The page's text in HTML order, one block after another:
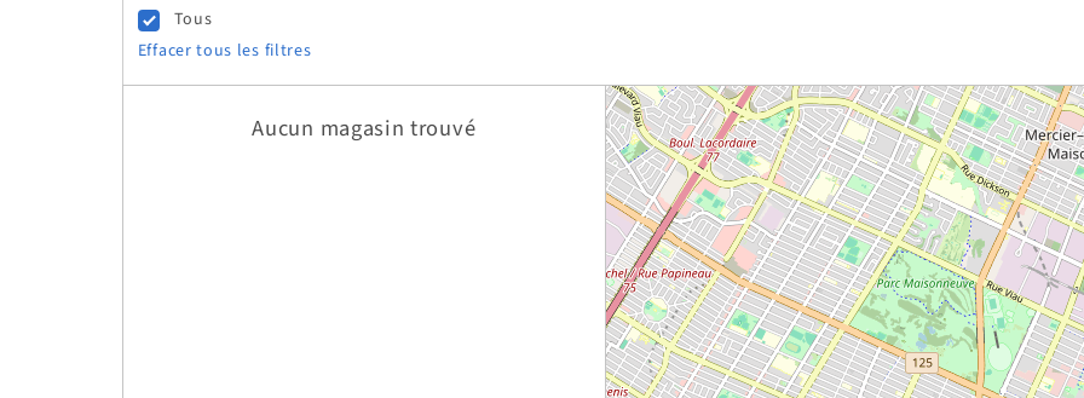
Tous
Effacer tous les filtres
Aucun magasin trouvé